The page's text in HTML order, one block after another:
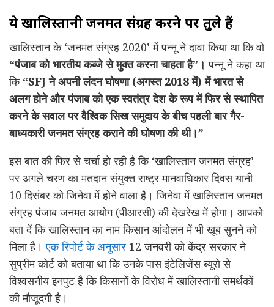
ये खालिस्तानी जनमत संग्रह करने पर तुले हैं
खालिस्तान के ‘जनमत संग्रह 2020’ में पन्नू ने दावा किया था कि वो
“पंजाब को भारतीय कब्जे से मुक्त करना चाहता है”। पन्नू ने कहा था
कि “SFJ ने अपनी लंदन घोषणा (अगस्त 2018 में) में भारत से
अलग होने और पंजाब को एक स्वतंत्र देश के रूप में फिर से स्थापित
करने के सवाल पर वैश्विक सिख समुदाय के बीच पहली बार गैर-
बाध्यकारी जनमत संग्रह कराने की घोषणा की थी।”
इस बात की फिर से चर्चा हो रही है कि ‘खालिस्तान जनमत संग्रह’
पर अगले चरण का मतदान संयुक्त राष्ट्र मानवाधिकार दिवस यानी
10 दिसंबर को जिनेवा में होने वाला है। जिनेवा में खालिस्तान जनमत
संग्रह पंजाब जनमत आयोग (पीआरसी) की देखरेख में होगा। आपको
बता दें कि खालिस्तान का नाम किसान आंदोलन में भी खूब सुनने को
मिला है। एक रिपोर्ट के अनुसार 12 जनवरी को केंद्र सरकार ने
सुप्रीम कोर्ट को बताया था कि उनके पास इंटेलिजेंस ब्यूरो से
विश्वसनीय इनपुट है कि किसानों के विरोध में खालिस्तानी समर्थकों
की मौजूदगी है।